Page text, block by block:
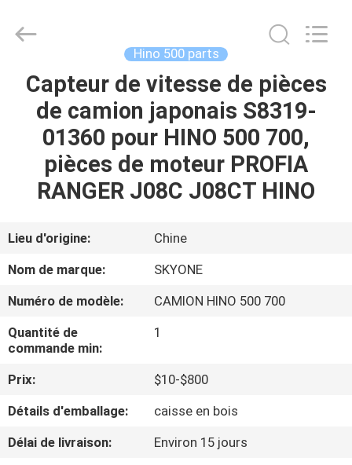
MAISON
PRODUITS
DE
NOUS
VISITE
D'USINE
CONTRÔLE
DE
QUALITÉ
Technology
Reserved.
Hino 500 parts
Capteur de vitesse de pièces
de camion japonais S8319-
01360 pour HINO 500 700,
pièces de moteur PROFIA
RANGER J08C J08CT HINO
Lieu d'origine:
Chine
Nom de marque:
SKYONE
Numéro de modèle:
CAMION HINO 500 700
Quantité de
commande min:
1
Prix:
$10-$800
Détails d'emballage:
caisse en bois
Délai de livraison:
Environ 15 jours